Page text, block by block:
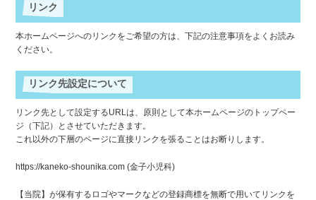
リンク
本ホームページへのリンクをご希望の方は、下記の注意事項をよくお読み
ください。
リンク先設定について
リンク先として設定するURLは、原則として本ホームページのトップペー
ジ（下記）とさせていただきます。
これ以外の下層のページに直接リンクを張ることはお断りします。
https://kaneko-shounika.com (金子小児科)
【当院】が保有するロゴやマークなどの登録商標を無断で用いてリンクを